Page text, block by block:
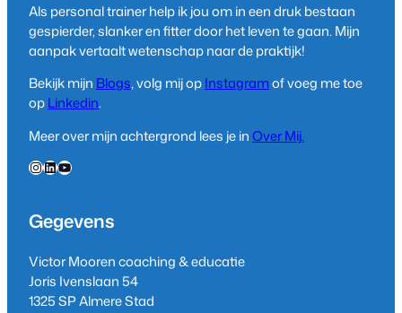
Als personal trainer help ik jou om in een druk bestaan
gespierder, slanker en fitter door het leven te gaan. Mijn
aanpak vertaalt wetenschap naar de praktijk!
Bekijk mijn Blogs, volg mij opInstagramof voeg me toe
opLinkedin.
Meer over mijn achtergrond lees je inOver Mij.
InstagramLinkedIn YouTube
Gegevens
Victor Mooren coaching & educatie
Joris Ivenslaan 54
1325 SP Almere Stad